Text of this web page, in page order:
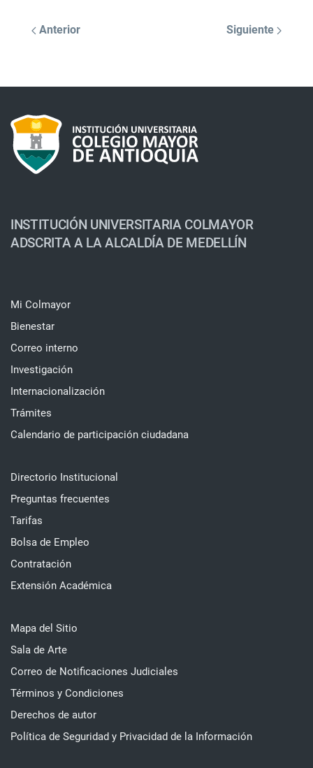
Anterior Siguiente
INSTITUCIÓN UNIVERSITARIA COLMAYOR
ADSCRITA A LA ALCALDÍA DE MEDELLÍN
Mi Colmayor
Bienestar
Correo interno
Investigación
Internacionalización
Trámites
Calendario de participación ciudadana
Directorio Institucional
Preguntas frecuentes
Tarifas
Bolsa de Empleo
Contratación
Extensión Académica
Mapa del Sitio
Sala de Arte
Correo de Notificaciones Judiciales
Términos y Condiciones
Derechos de autor
Política de Seguridad y Privacidad de la Información